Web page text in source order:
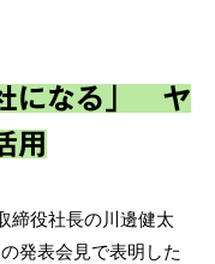
になる」 ヤ
用
締役社長の川邊健太
発表会見で表明した